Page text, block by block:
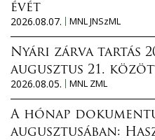
évét
2026.08.07.
MNL JNSzML
Nyári zárva tartás
augusztus 21.
2026.08.05.
MNL ZML
A hónap
augusztusában: